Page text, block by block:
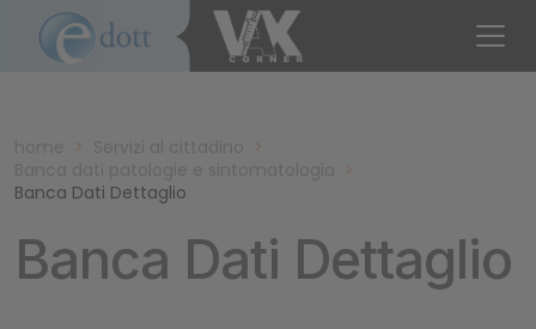
>
>
>
Banca Dati Dettaglio
Banca Dati Dettaglio